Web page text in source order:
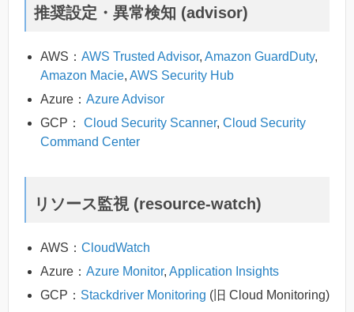
推奨設定・異常検知 (advisor)
AWS： AWS Trusted Advisor, Amazon GuardDuty,
Amazon Macie, AWS Security Hub
Azure： Azure Advisor
GCP： Cloud Security Scanner, Cloud Security
Command Center
リソース監視 (resource-watch)
AWS： CloudWatch
Azure： Azure Monitor, Application Insights
GCP： Stackdriver Monitoring (旧 Cloud Monitoring)